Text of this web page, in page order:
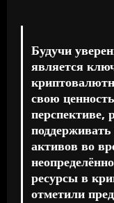
Будучи
является
свою
перспективе,
активов во
ресурсы в
отметили